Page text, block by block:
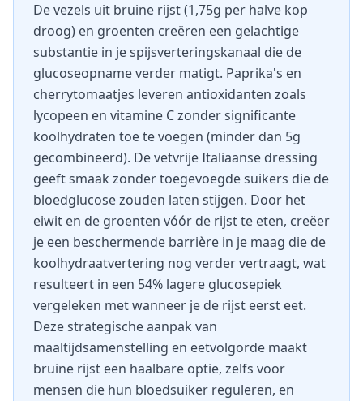
De vezels uit bruine rijst (1,75g per halve kop
droog) en groenten creëren een gelachtige
substantie in je spijsverteringskanaal die de
glucoseopname verder matigt. Paprika's en
cherrytomaatjes leveren antioxidanten zoals
lycopeen en vitamine C zonder significante
koolhydraten toe te voegen (minder dan 5g
gecombineerd). De vetvrije Italiaanse dressing
geeft smaak zonder toegevoegde suikers die de
bloedglucose zouden laten stijgen. Door het
eiwit en de groenten vóór de rijst te eten, creëer
je een beschermende barrière in je maag die de
koolhydraatvertering nog verder vertraagt, wat
resulteert in een 54% lagere glucosepiek
vergeleken met wanneer je de rijst eerst eet.
Deze strategische aanpak van
maaltijdsamenstelling en eetvolgorde maakt
bruine rijst een haalbare optie, zelfs voor
mensen die hun bloedsuiker reguleren, en